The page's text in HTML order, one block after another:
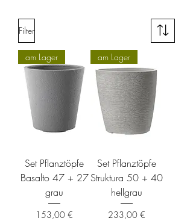
Filter
am Lager
Set Pflanztöpfe
Basalto 47 + 27
grau
Preis
153,00 €
am Lager
Set Pflanztöpfe
Struktura 50 + 40
hellgrau
Preis
233,00 €